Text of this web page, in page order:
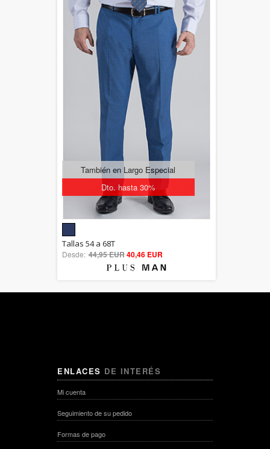
Dto. hasta 30%
También en Largo Especial
5.00
out of 5
Tallas 54 a 68T
Desde: 44,95 EUR40,46 EUR
ENLACES DE INTERÉS
Mi cuenta
Seguimiento de su pedido
Formas de pago